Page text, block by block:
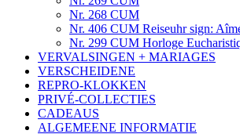
Nr. 268 CUM
Nr. 406 CUM Reiseuhr sign:
Nr. 299 CUM Horloge
VERVALSINGEN + MARIAGES
VERSCHEIDENE
REPRO-KLOKKEN
PRIVÉ-COLLECTIES
CADEAUS
ALGEMEENE INFORMATIE